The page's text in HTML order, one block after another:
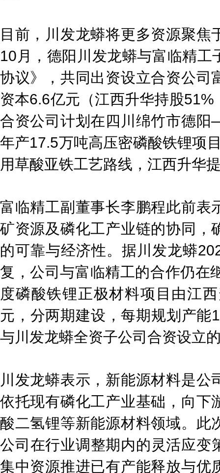
目前，川发龙蟒将更多资源聚
10月，德阳川发龙蟒与富临精
协议》，共同出资设立合资公司
资本6.6亿元（江西升华持股
合资公司计划在四川绵竹市德
年产17.5万吨高压密磷酸铁锂项
用草酸亚铁工艺路线，江西升华
富临精工副董事长李鹏程此前表
矿资源及磷化工产业链的协同，
的可靠与经济性。据川发龙蟒
复，公司与富临精工的合作仍在
度磷酸铁锂正极材料项目由江
元，分两期建设，每期规划产
与川发龙蟒全资子公司合资设立
川发龙蟒表示，新能源材料是
依托现有磷化工产业基础，向下
酸二氢锂等新能源材料领域。此
公司在行业调整期内的灵活应
集中资源推进已有产能释放与优